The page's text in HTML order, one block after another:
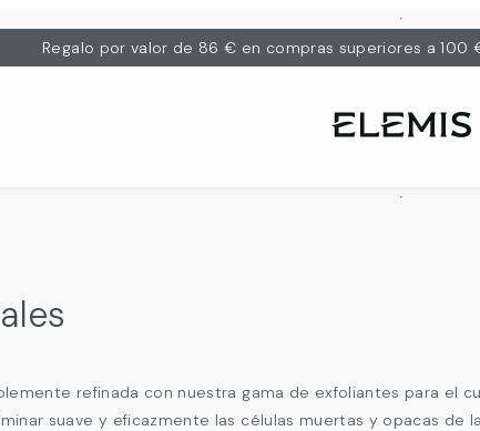
Regalo por valor de 86 € en compras superiores a 100
refinada con nuestra gama de exfoliantes para
suave y eficazmente las células muertas y opacas de